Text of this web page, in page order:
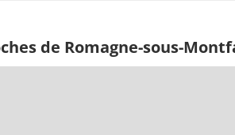
de Romagne-sous-